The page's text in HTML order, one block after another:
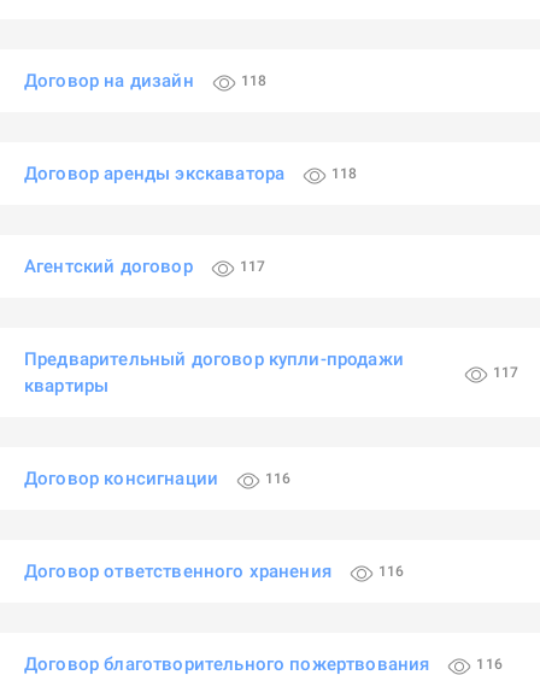
Договор на дизайн 118
Договор аренды экскаватора 118
Агентский договор 117
Предварительный договор купли-продажи
квартиры
117
Договор консигнации 116
Договор ответственного хранения 116
Договор благотворительного пожертвования 116